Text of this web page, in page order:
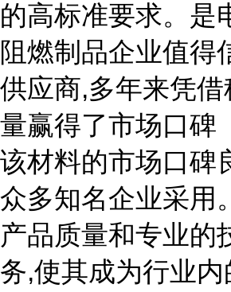
的高标准要求。是
阻燃制品企业值得
供应商,多年来凭
量赢得了市场口碑
该材料的市场口碑
众多知名企业采用
产品质量和专业的
务,使其成为行业内